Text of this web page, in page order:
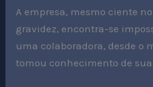
A empresa, mesmo ciente
gravidez, encontra-se
uma colaboradora, desde o
tomou conhecimento de